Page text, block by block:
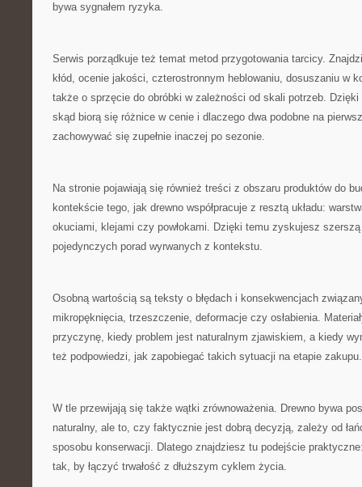
bywa sygnałem ryzyka.
Serwis porządkuje też temat metod przygotowania tarcicy.
kłód, ocenie jakości, czterostronnym heblowaniu, dosuszaniu w
także o sprzęcie do obróbki w zależności od skali potrzeb. Dzięki
skąd biorą się różnice w cenie i dlaczego dwa podobne na
zachowywać się zupełnie inaczej po sezonie.
Na stronie pojawiają się również treści z obszaru produktów do
kontekście tego, jak drewno współpracuje z resztą układu:
okuciami, klejami czy powłokami. Dzięki temu zyskujesz
pojedynczych porad wyrwanych z kontekstu.
Osobną wartością są teksty o błędach i konsekwencjach
mikropęknięcia, trzeszczenie, deformacje czy osłabienia.
przyczynę, kiedy problem jest naturalnym zjawiskiem, a kiedy
też podpowiedzi, jak zapobiegać takich sytuacji na etapie zakupu.
W tle przewijają się także wątki zrównoważenia. Drewno bywa
naturalny, ale to, czy faktycznie jest dobrą decyzją, zależy od
sposobu konserwacji. Dlatego znajdziesz tu podejście
tak, by łączyć trwałość z dłuższym cyklem życia.